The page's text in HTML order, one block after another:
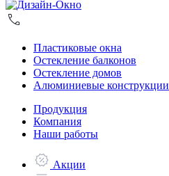
Пластиковые окна
Остекление балконов
Остекление домов
Алюминиевые конструкции
Продукция
Компания
Наши работы
Акции